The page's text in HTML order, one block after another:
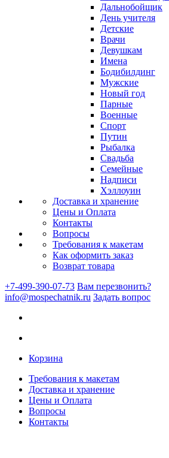
Дальнобойщик
День учителя
Детские
Врачи
Девушкам
Имена
Бодибилдинг
Мужские
Новый год
Парные
Военные
Спорт
Путин
Рыбалка
Свадьба
Семейные
Надписи
Хэллоуин
Доставка и хранение
Цены и Оплата
Контакты
Вопросы
Требования к макетам
Как оформить заказ
Возврат товара
+7-499-390-07-73 Вам перезвонить?
info@mospechatnik.ru Задать вопрос
Корзина
Требования к макетам
Доставка и хранение
Цены и Оплата
Вопросы
Контакты